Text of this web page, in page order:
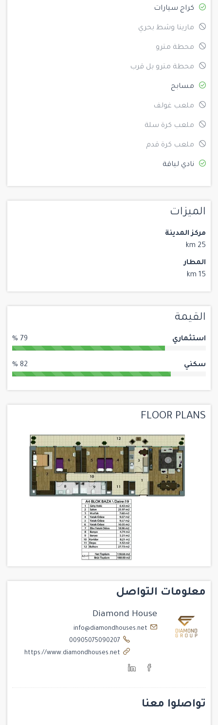
كراج سيارات
مارينا وشط بحري
محطة مترو
محطة مترو بل قرب
مسابح
ملعب غولف
ملعب كرة سلة
ملعب كرة قدم
نادي لياقة
الميزات
مركز المدينة
25 km
المطار
15 km
القيمة
استثماري 79 %
سكني 82 %
FLOOR PLANS
معلومات التواصل
Diamond House
info@diamondhouses.net
تواصلوا معنا